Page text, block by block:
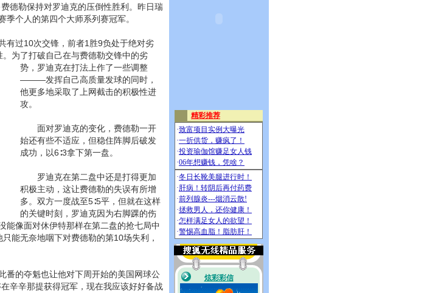
保持对罗迪克的压倒性胜利。昨日瑞
季个人的第四个大师系列赛冠军。
过10次交锋，前者1胜9负处于绝对劣
为了打破自己在与费德勒交锋中的劣
势，罗迪克在打法上作了一些调整
———发挥自己高质量发球的同时，
他更多地采取了上网截击的积极性进
攻。
面对罗迪克的变化，费德勒一开
始还有些不适应，但稳住阵脚后破发
成功，以6∶3拿下第一盘。
罗迪克在第二盘中还是打得更加
积极主动，这让费德勒的失误有所增
多。双方一度战至5∶5平，但就在这样
的关键时刻，罗迪克因为右脚踝的伤
能像面对休伊特那样在第二盘的抢七局中
能无奈地咽下对费德勒的第10场失利，
的夺魁也让他对下周开始的美国网球公
辛辛那提获得冠军，现在我应该好好备战